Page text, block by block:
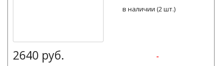
в наличии (2 шт.)
2640 руб. -